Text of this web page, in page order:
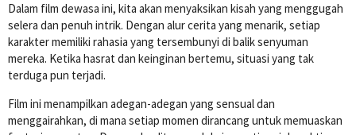
Dalam film dewasa ini, kita akan menyaksikan kisah yang menggugah
selera dan penuh intrik. Dengan alur cerita yang menarik, setiap
karakter memiliki rahasia yang tersembunyi di balik senyuman
mereka. Ketika hasrat dan keinginan bertemu, situasi yang tak
terduga pun terjadi.
Film ini menampilkan adegan-adegan yang sensual dan
menggairahkan, di mana setiap momen dirancang untuk memuaskan